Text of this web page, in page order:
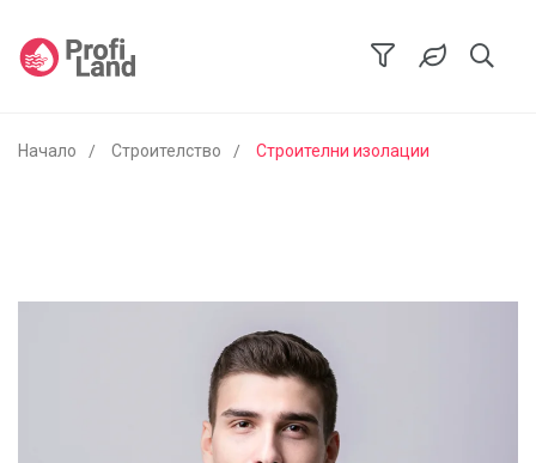
Начало Строителство Строителни изолации